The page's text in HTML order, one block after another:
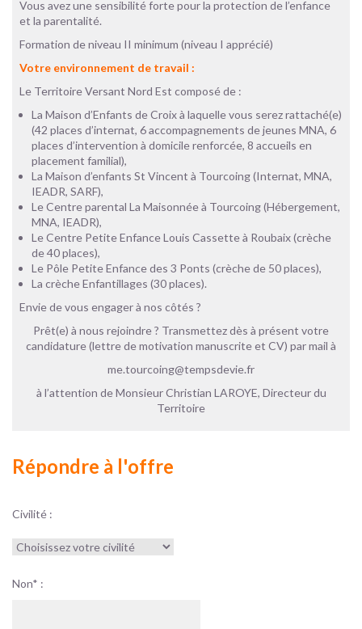
Vous avez une sensibilité forte pour la protection de l’enfance
et la parentalité.
Formation de niveau II minimum (niveau I apprécié)
Votre environnement de travail :
Le Territoire Versant Nord Est composé de :
La Maison d’Enfants de Croix à laquelle vous serez rattaché(e)
(42 places d’internat, 6 accompagnements de jeunes MNA, 6
places d’intervention à domicile renforcée, 8 accueils en
placement familial),
La Maison d’enfants St Vincent à Tourcoing (Internat, MNA,
IEADR, SARF),
Le Centre parental La Maisonnée à Tourcoing (Hébergement,
MNA, IEADR),
Le Centre Petite Enfance Louis Cassette à Roubaix (crèche
de 40 places),
Le Pôle Petite Enfance des 3 Ponts (crèche de 50 places),
La crèche Enfantillages (30 places).
Envie de vous engager à nos côtés ?
Prêt(e) à nous rejoindre ? Transmettez dès à présent votre
candidature (lettre de motivation manuscrite et CV) par mail à
me.tourcoing@tempsdevie.fr
à l’attention de Monsieur Christian LAROYE, Directeur du
Territoire
Répondre à l'offre
Civilité :
Non* :